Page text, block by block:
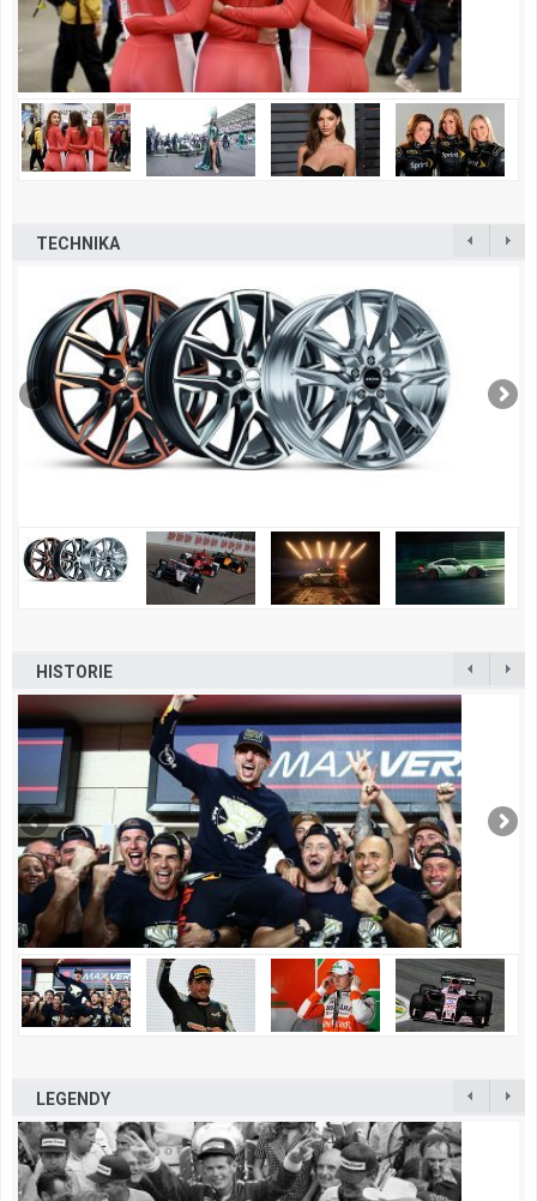
TECHNIKA
HISTORIE
LEGENDY